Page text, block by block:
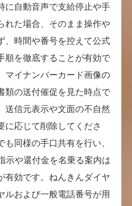
に自動音声で支給停止や手
れた場合、そのまま操作や
、時間や番号を控えて公式
順を徹底することが有効で
マイナンバーカード画像の
類の送付催促を見た時点で
送信元表示や文面の不自然
に応じて削除してくださ
も同様の手口共有を行い、
示や還付金を名乗る案内は
有効です。ねんきんダイヤ
ルおよび一般電話番号が用